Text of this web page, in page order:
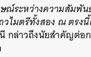
ระหว่างความสัมพัน
ไมตรีทั้งสอง ณ ตรง
กล่าวถึงนัยสำคัญต่